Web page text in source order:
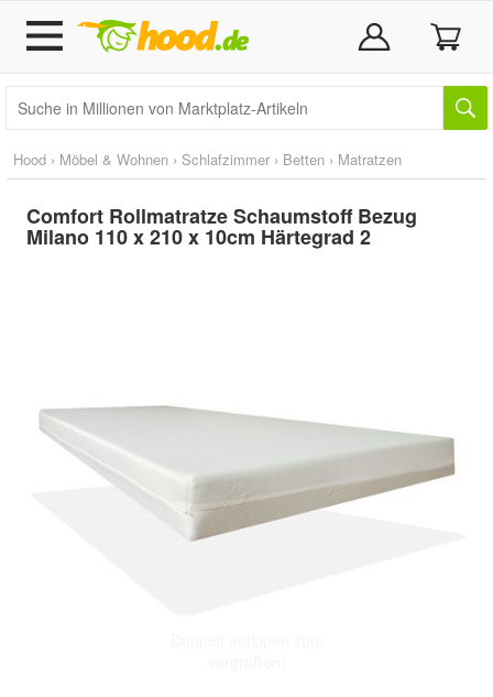
Hood › Möbel & Wohnen › Schlafzimmer › Betten › Matratzen
Comfort Rollmatratze Schaumstoff Bezug
Milano 110 x 210 x 10cm Härtegrad 2